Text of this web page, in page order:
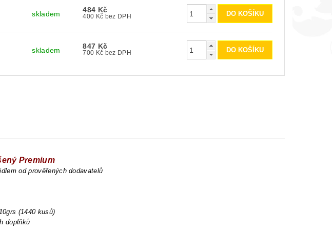
skladem 484 Kč
400 Kč bez DPH
skladem 847 Kč
700 Kč bez DPH
Premium
od prověřených dodavatelů
(1440 kusů)
doplňků